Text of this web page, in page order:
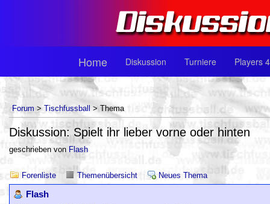
Home Diskussion Turniere Players
Forum > Tischfussball > Thema
Diskussion: Spielt ihr lieber vorne oder hinten
geschrieben von Flash
Forenliste Themenübersicht Neues Thema
Flash